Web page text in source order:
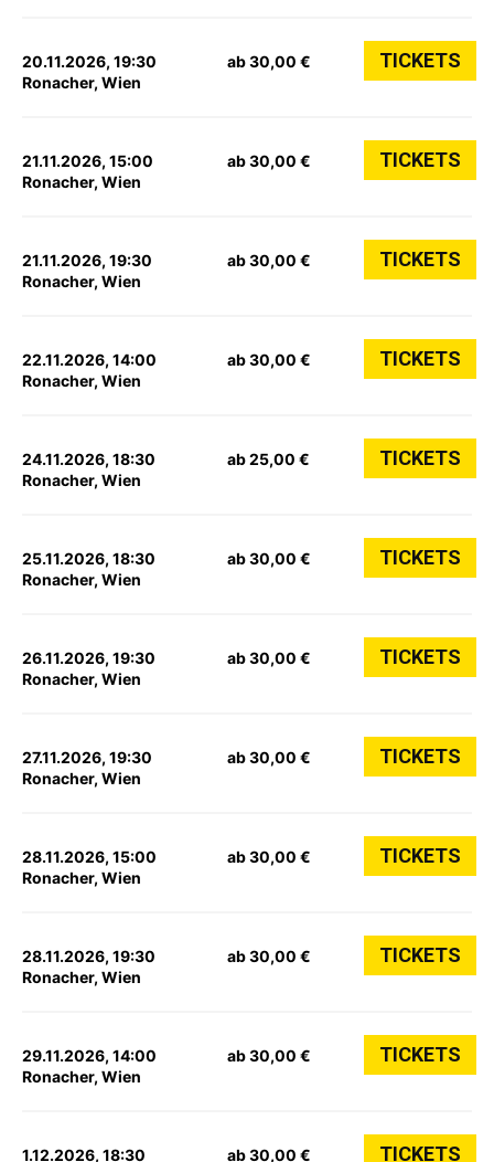
20.11.2026, 19:30
Ronacher, Wien
ab 30,00 € TICKETS
21.11.2026, 15:00
Ronacher, Wien
ab 30,00 € TICKETS
21.11.2026, 19:30
Ronacher, Wien
ab 30,00 € TICKETS
22.11.2026, 14:00
Ronacher, Wien
ab 30,00 € TICKETS
24.11.2026, 18:30
Ronacher, Wien
ab 25,00 € TICKETS
25.11.2026, 18:30
Ronacher, Wien
ab 30,00 € TICKETS
26.11.2026, 19:30
Ronacher, Wien
ab 30,00 € TICKETS
27.11.2026, 19:30
Ronacher, Wien
ab 30,00 € TICKETS
28.11.2026, 15:00
Ronacher, Wien
ab 30,00 € TICKETS
28.11.2026, 19:30
Ronacher, Wien
ab 30,00 € TICKETS
29.11.2026, 14:00
Ronacher, Wien
ab 30,00 € TICKETS
1.12.2026, 18:30
ab 30,00 € TICKETS